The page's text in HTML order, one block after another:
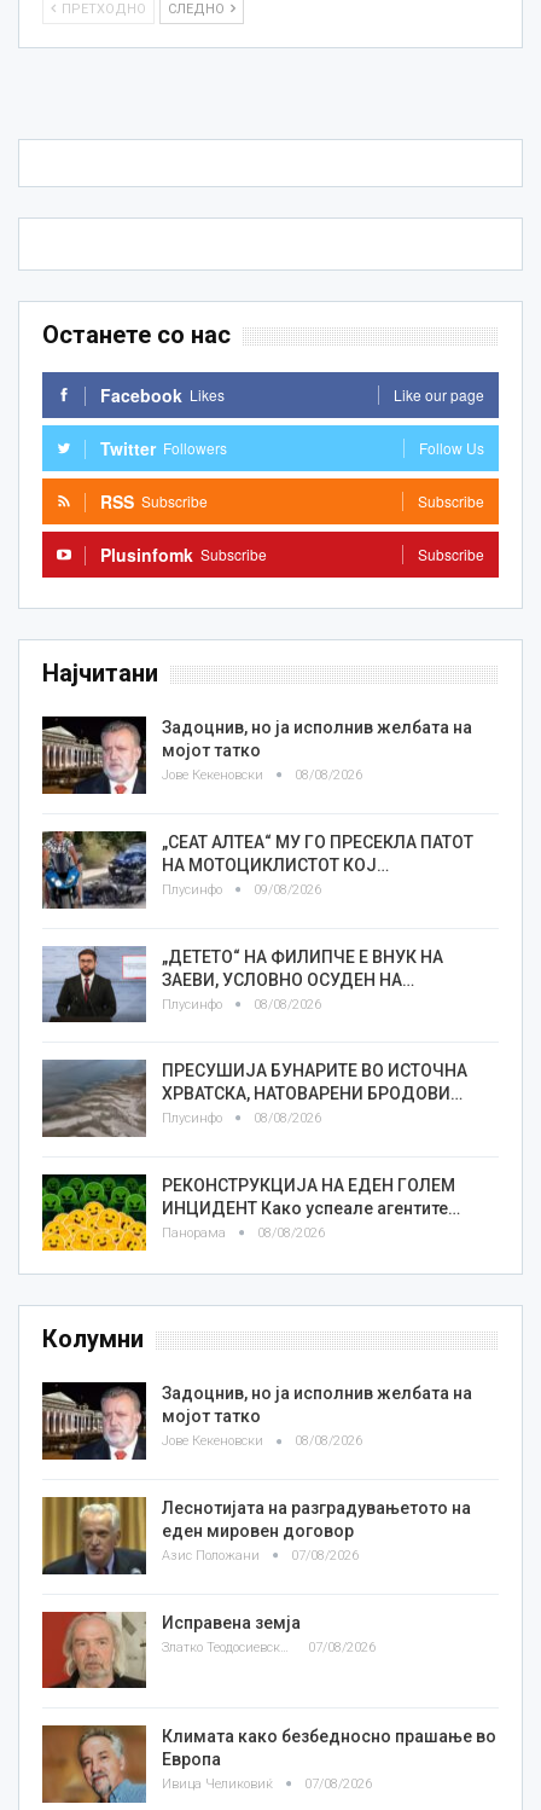
ПРЕТХОДНО СЛЕДНО
Останете со нас
Facebook Likes Like our page
Twitter Followers Follow Us
RSS Subscribe Subscribe
Plusinfomk Subscribe Subscribe
Најчитани
Задоцнив, но ја исполнив желбата на
мојот татко
Јове Кекеновски 08/08/2026
„СЕАТ АЛТЕА“ МУ ГО ПРЕСЕКЛА ПАТОТ
НА МОТОЦИКЛИСТОТ КОЈ…
Плусинфо 09/08/2026
„ДЕТЕТО“ НА ФИЛИПЧЕ Е ВНУК НА
ЗАЕВИ, УСЛОВНО ОСУДЕН НА…
Плусинфо 08/08/2026
ПРЕСУШИЈА БУНАРИТЕ ВО ИСТОЧНА
ХРВАТСКА, НАТОВАРЕНИ БРОДОВИ…
Плусинфо 08/08/2026
РЕКОНСТРУКЦИЈА НА ЕДЕН ГОЛЕМ
ИНЦИДЕНТ Како успеале агентите…
Панорама 08/08/2026
Колумни
Задоцнив, но ја исполнив желбата на
мојот татко
Јове Кекеновски 08/08/2026
Леснотијата на разградувањетото на
еден мировен договор
Азис Положани 07/08/2026
Исправена земја
Златко Теодосиевски 07/08/2026
Климата како безбедносно прашање во
Европа
Ивица Челиковиќ 07/08/2026